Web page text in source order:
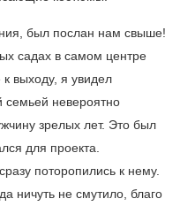
был послан нам свыше!
садах в самом центре
выходу, я увидел
семьей невероятно
зрелых лет. Это был
для проекта.
поторопились к нему.
ничуть не смутило, благо